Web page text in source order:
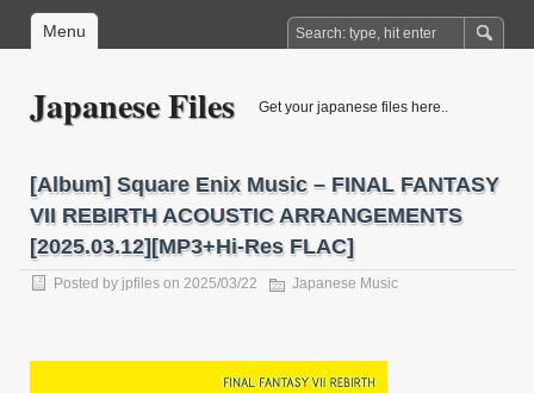
Menu
Japanese Files Get your japanese files here..
[Album] Square Enix Music – FINAL FANTASY
VII REBIRTH ACOUSTIC ARRANGEMENTS
[2025.03.12][MP3+Hi-Res FLAC]
Posted by jpfiles on 2025/03/22 Japanese Music